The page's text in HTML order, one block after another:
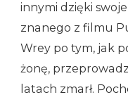
innymi dzięki
znanego z filmu
Wrey po tym, jak
żonę,
latach zmarł.